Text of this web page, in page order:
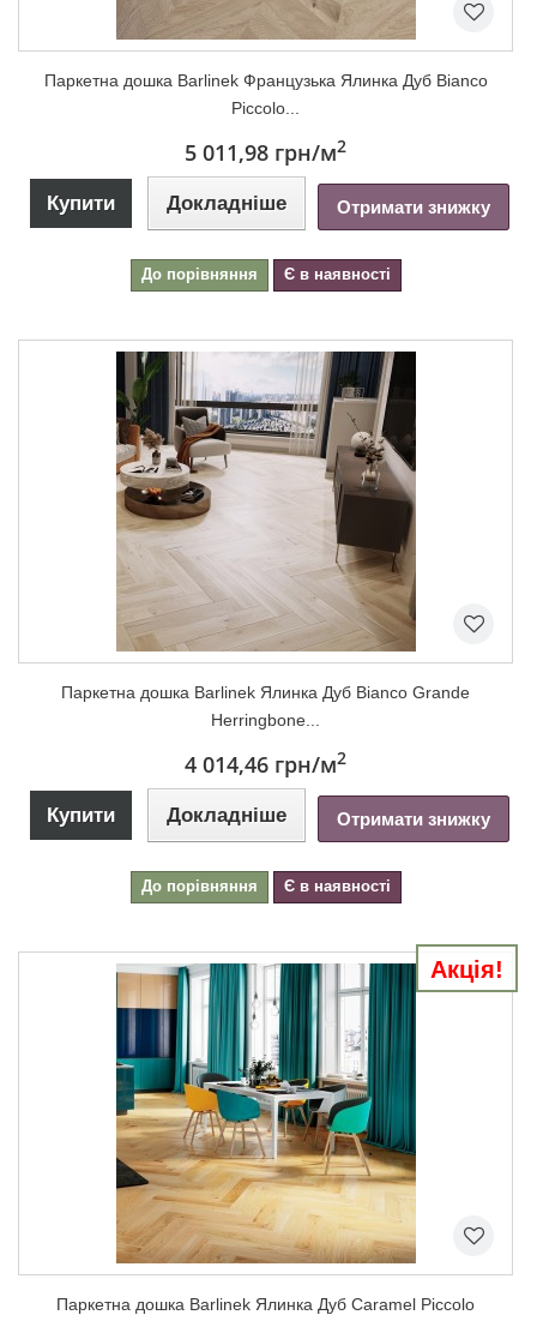
Паркетна дошка Barlinek Французька Ялинка Дуб Bianco
Piccolo...
5 011,98 грн/м2
Купити Докладніше Отримати знижку
До порівняння Є в наявності
Паркетна дошка Barlinek Ялинка Дуб Bianco Grande
Herringbone...
4 014,46 грн/м2
Купити Докладніше Отримати знижку
До порівняння Є в наявності
Акція!
Паркетна дошка Barlinek Ялинка Дуб Caramel Piccolo